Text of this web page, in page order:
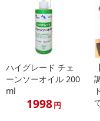
【賞味・消費期限のあ
商品到着時点でのお日
のでご了承ください。
【キャンセルについて】
※お申込み後のキャンセ
記載されている内容を必
にご納得いただきまし
ハイグレード チェ
ーンソーオイル 200
ml
1998円